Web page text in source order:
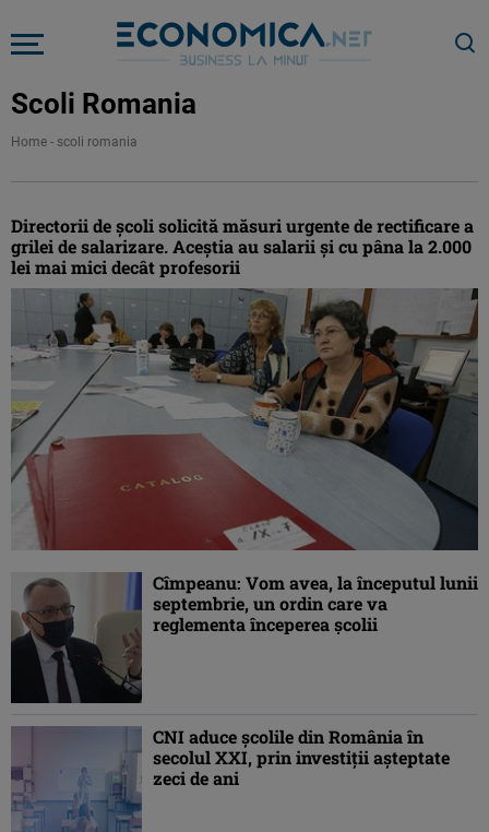
Scoli Romania
Home - scoli romania
Directorii de şcoli solicită măsuri urgente de rectificare a
grilei de salarizare. Aceştia au salarii şi cu pâna la 2.000
lei mai mici decât profesorii
Cîmpeanu: Vom avea, la începutul lunii
septembrie, un ordin care va
reglementa începerea şcolii
CNI aduce şcolile din România în
secolul XXI, prin investiţii aşteptate
zeci de ani